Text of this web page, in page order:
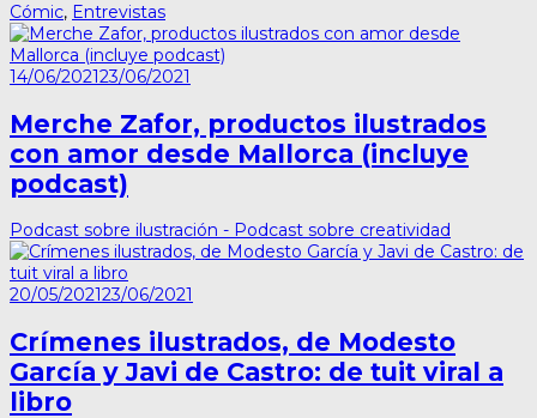
Cómic, Entrevistas
14/06/202123/06/2021
Merche Zafor, productos ilustrados
con amor desde Mallorca (incluye
podcast)
Podcast sobre ilustración - Podcast sobre creatividad
20/05/202123/06/2021
Crímenes ilustrados, de Modesto
García y Javi de Castro: de tuit viral a
libro